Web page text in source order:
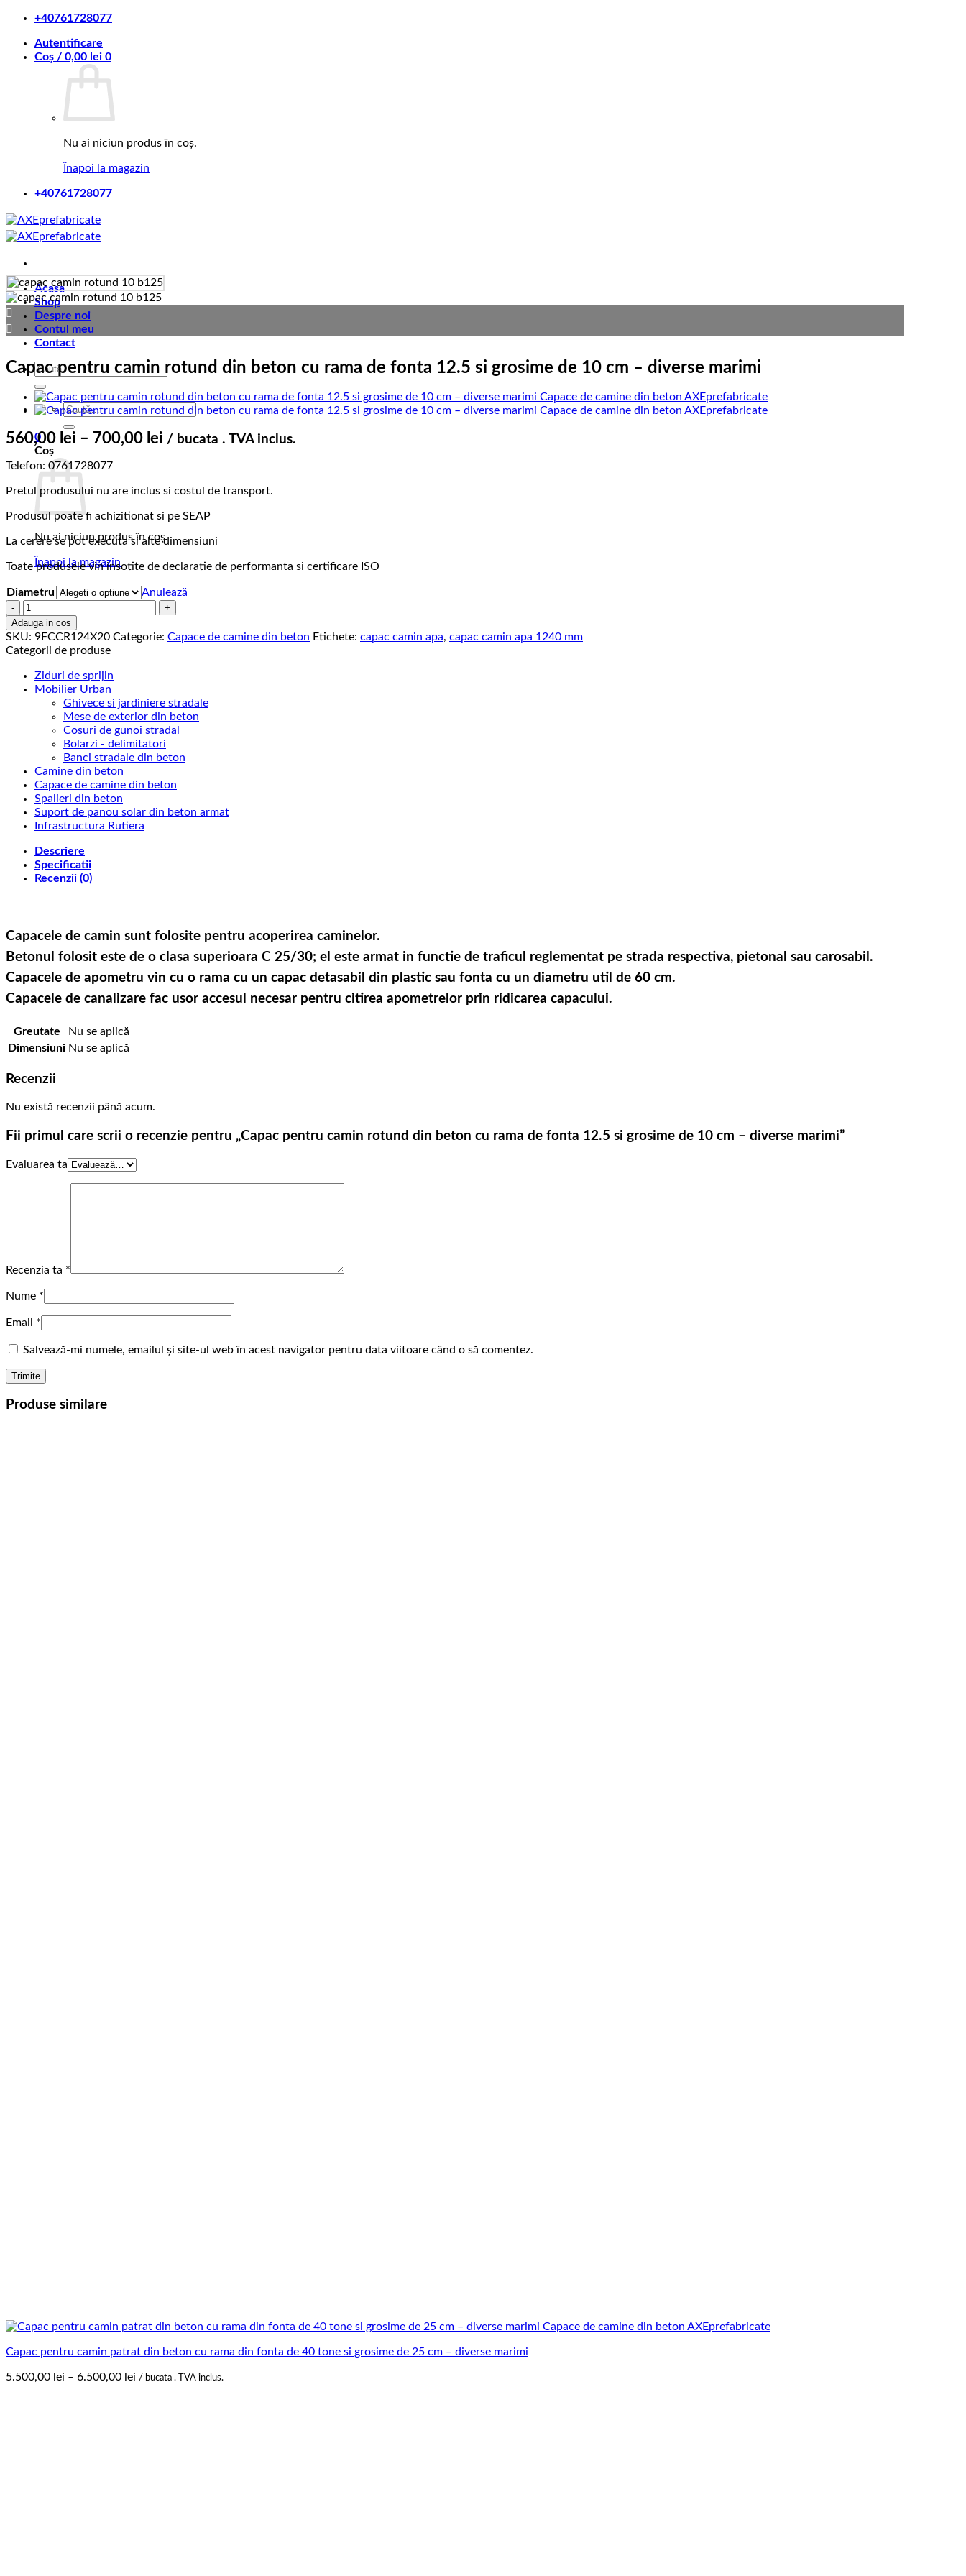
Skip
content
+40761728077
Autentificare
Coș / 0,00 lei 0
Nu ai niciun produs în coș.
Înapoi la magazin
+40761728077
Acasa
Shop
Despre noi
Contul meu
Contact
Caută
Caută
0
Coș
Nu ai niciun produs în coș.
Înapoi la magazin
Capac pentru camin rotund din beton cu rama de fonta 12.5 si grosime de 10 cm – diverse marimi
560,00 lei – 700,00 lei Interval
560,00 lei
până
la
700,00 lei
/ bucata . TVA inclus.
Telefon: 0761728077
Pretul produsului nu are inclus si costul de transport.
Produsul poate fi achizitionat si pe SEAP
La cerere se pot executa si alte dimensiuni
Toate produsele vin insotite de declaratie de performanta si certificare ISO
Diametru
Anulează
Cantitate
Capac
pentru
camin
din
beton
si
grosime
de
10
cm
diverse
marimi
Adauga in cos
SKU: 9FCCR124X20 Categorie: Capace de camine din beton Etichete: capac camin apa, capac camin apa 1240 mm
Categorii de produse
Ziduri de sprijin
Mobilier Urban
Ghivece si jardiniere stradale
Mese de exterior din beton
Cosuri de gunoi stradal
Bolarzi - delimitatori
Banci stradale din beton
Camine din beton
Capace de camine din beton
Spalieri din beton
Suport de panou solar din beton armat
Infrastructura Rutiera
Descriere
Specificatii
Recenzii (0)
Capacele de camin sunt folosite pentru acoperirea caminelor.
Betonul folosit este de o clasa superioara C 25/30; el este armat in functie de traficul reglementat pe strada respectiva, pietonal sau carosabil.
Capacele de apometru vin cu o rama cu un capac detasabil din plastic sau fonta cu un diametru util de 60 cm.
Capacele de canalizare fac usor accesul necesar pentru citirea apometrelor prin ridicarea capacului.
Greutate
Nu se aplică
Dimensiuni Nu se aplică
Recenzii
Nu există recenzii până acum.
Fii primul care scrii o recenzie pentru „Capac pentru camin rotund din beton cu rama de fonta 12.5 si grosime de 10 cm – diverse marimi”
Evaluarea ta
Recenzia ta *
Nume *
Email *
Salvează-mi numele, emailul și site-ul web în acest navigator pentru data viitoare când o să comentez.
Produse similare
Capac pentru camin patrat din beton cu rama din fonta de 40 tone si grosime de 25 cm – diverse marimi
5.500,00 lei – 6.500,00 lei Interval
/ bucata . TVA inclus.